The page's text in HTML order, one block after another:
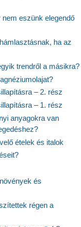
eszünk elegendő
ha az
trendről a másikra?
– 2. rész
– 1. rész
anyagokra van
ételek és italok
és
régen a